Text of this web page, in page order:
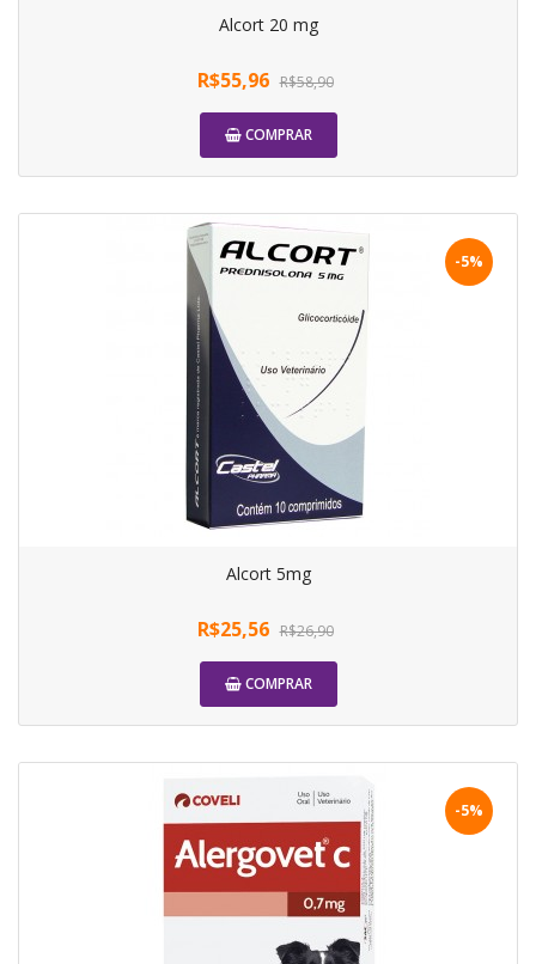
Alcort 20 mg
R$55,96 R$58,90
COMPRAR
-5%
Alcort 5mg
R$25,56 R$26,90
COMPRAR
-5%